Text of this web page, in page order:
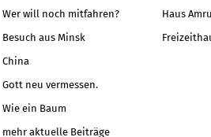
Wer will noch mitfahren?
Besuch aus Minsk
China
Gott neu vermessen.
Wie ein Baum
mehr aktuelle Beiträge
Haus